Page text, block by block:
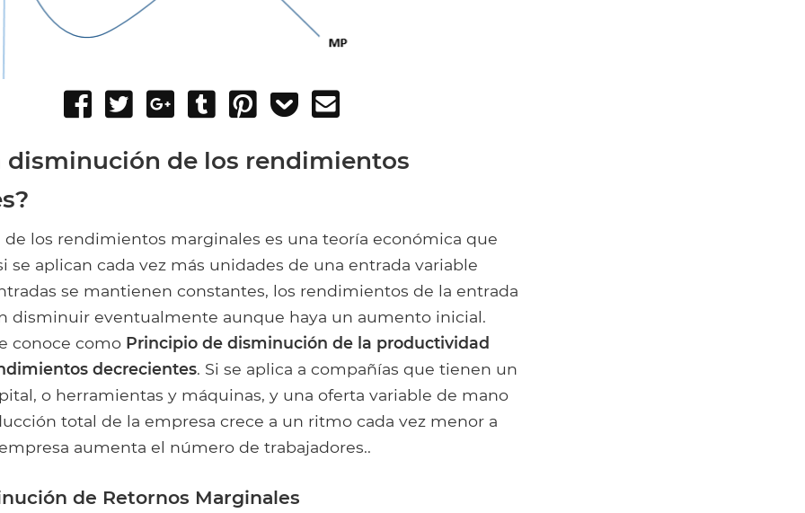
Share
Facebook
Tweet
Share
Google+
Post
Tumblr
Pin
Add
Pocket
disminución de los rendimientos
de los rendimientos marginales es una teoría económica que
se aplican cada vez más unidades de una entrada variable
se mantienen constantes, los rendimientos de la entrada
disminuir eventualmente aunque haya un aumento inicial.
conoce como Principio de disminución de la productividad
decrecientes. Si se aplica a compañías que tienen un
o herramientas y máquinas, y una oferta variable de mano
total de la empresa crece a un ritmo cada vez menor a
aumenta el número de trabajadores..
de Retornos Marginales